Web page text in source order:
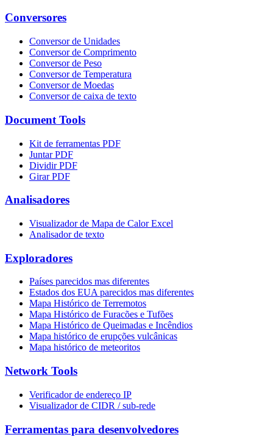
Conversores
Conversor de Unidades
Conversor de Comprimento
Conversor de Peso
Conversor de Temperatura
Conversor de Moedas
Conversor de caixa de texto
Document Tools
Kit de ferramentas PDF
Juntar PDF
Dividir PDF
Girar PDF
Analisadores
Visualizador de Mapa de Calor Excel
Analisador de texto
Exploradores
Países parecidos mas diferentes
Estados dos EUA parecidos mas diferentes
Mapa Histórico de Terremotos
Mapa Histórico de Furacões e Tufões
Mapa Histórico de Queimadas e Incêndios
Mapa histórico de erupções vulcânicas
Mapa histórico de meteoritos
Network Tools
Verificador de endereço IP
Visualizador de CIDR / sub-rede
Ferramentas para desenvolvedores